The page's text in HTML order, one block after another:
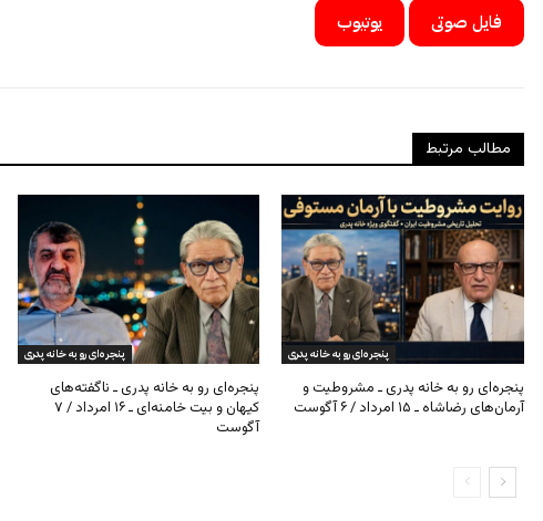
یوتیوب فایل صوتی
مطالب مرتبط
پنجره‌ای رو به خانه پدری
پنجره‌ای رو به خانه پدری ـ ناگفته‌های
کیهان و بیت خامنه‌ای ـ ۱۶ امرداد / ۷
آگوست
پنجره‌ای رو به خانه پدری
پنجره‌ای رو به خانه پدری ـ مشروطیت و
آرمان‌های رضاشاه ـ ۱۵ امرداد / ۶ آگوست